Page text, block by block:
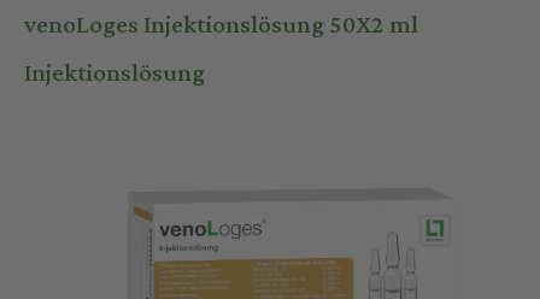
venoLoges Injektionslösung 50X2 ml
Injektionslösung